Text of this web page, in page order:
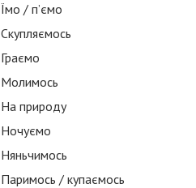
Їмо / п’ємо
Скупляємось
Граємо
Молимось
На природу
Ночуємо
Няньчимось
Паримось / купаємось